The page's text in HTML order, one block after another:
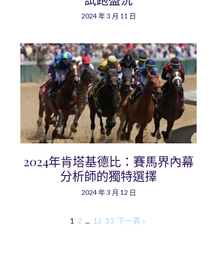
2024 年 3 月 11 日
2024年肯塔基德比：賽馬界內幕
分析師的獨特選擇
2024 年 3 月 12 日
1 2 ... 12 13 下一頁 »